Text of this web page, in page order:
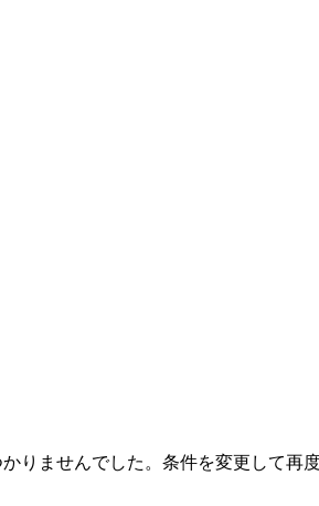
りませんでした。条件を変更して再